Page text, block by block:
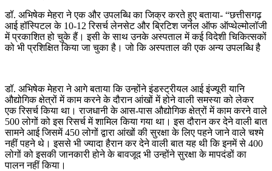
डॉ. अभिषेक मेहरा ने एक और उपलब्धि का जिक्र करते हुए बताया- “छत्तीसगढ़
आई हॉस्पिटल के 10-12 रिसर्च लेनसेट और ब्रिटिश जर्नल ऑफ ऑप्थेल्मोलॉजी
में प्रकाशित हो चुके हैं। इसी के साथ उनके अस्पताल में कई विदेशी चिकित्सकों
को भी प्रशिक्षित किया जा चुका है। जो कि अस्पताल की एक अन्य उपलब्धि है
डॉ. अभिषेक मेहरा ने आगे बताया कि उन्होंने इंडस्ट्रीयल आई इंज्यूरी यानि
औद्योगिक क्षेत्रों में काम करने के दौरान आंखों में होने वाली समस्या को लेकर
एक रिसर्च किया था। राजधानी के आस-पास औद्योगिक क्षेत्रों में काम करने वाले
500 लोगों को इस रिसर्च में शामिल किया गया था। इस दौरान कर देने वाली बात
सामने आई जिसमें 450 लोगों द्वारा आंखों की सुरक्षा के लिए पहने जाने वाले चश्मे
नहीं पहने थे। इससे भी ज्यादा हैरान कर देने वाली बात यह थी कि इनमें से 400
लोगों को इसकी जानकारी होने के बावजूद भी उन्होंने सुरक्षा के मापदंडों का
पालन नहीं किया।